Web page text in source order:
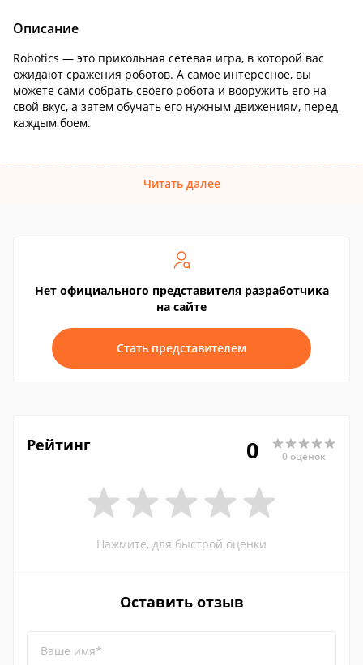
Описание
Robotics — это прикольная сетевая игра, в которой вас
ожидают сражения роботов. А самое интересное, вы
можете сами собрать своего робота и вооружить его на
свой вкус, а затем обучать его нужным движениям, перед
каждым боем.
Читать далее
Нет официального представителя разработчика
на сайте
Стать представителем
Рейтинг 0 0 оценок
Нажмите, для быстрой оценки
Оставить отзыв
Ваше имя*